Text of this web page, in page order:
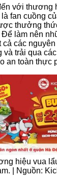
với thương
fan cuồng
thưởng
làm nên
các
trải qua
an toàn thực
hiệu vua
| Nguồn: